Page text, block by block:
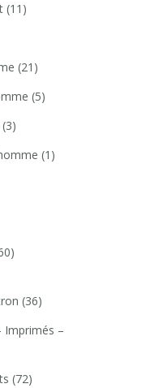
(11)
(21)
(5)
(3)
(1)
(36)
Imprimés –
(72)